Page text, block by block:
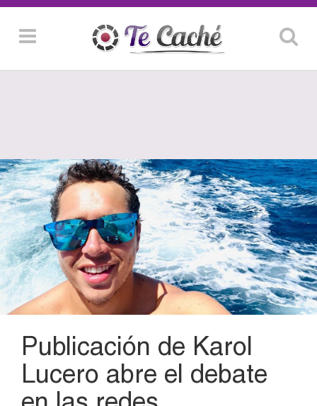
Publicación de Karol
Lucero abre el debate